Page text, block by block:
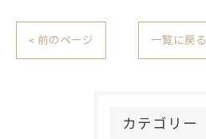
< 前のページ 一覧に戻る
カテゴリー